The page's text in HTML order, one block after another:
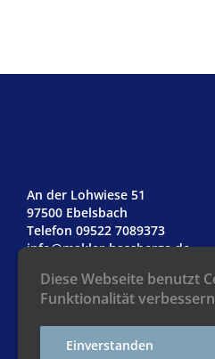
An der Lohwiese 51
97500 Ebelsbach
Telefon 09522 7089373
info@makler-hassberge.de
Impressum
Datenschutz
Diese Webseite benutzt
Funktionalität
Einverstanden